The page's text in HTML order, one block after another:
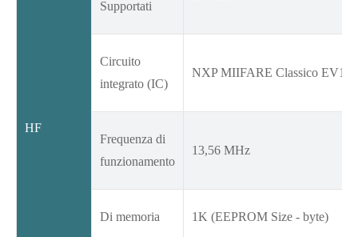
HF
Supportati
Circuito
integrato (IC)
NXP MIIFARE Classico EV1
Frequenza di
funzionamento
13,56 MHz
Di memoria 1K (EEPROM Size - byte)